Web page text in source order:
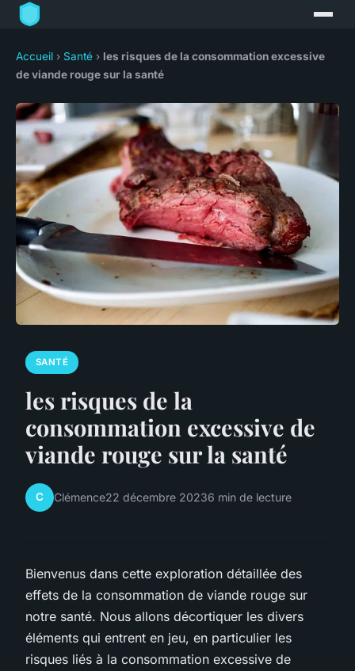
Accueil › Santé › les risques de la consommation excessive
de viande rouge sur la santé
SANTÉ
les risques de la
consommation excessive de
viande rouge sur la santé
C Clémence22 décembre 20236 min de lecture
Bienvenus dans cette exploration détaillée des
effets de la consommation de viande rouge sur
notre santé. Nous allons décortiquer les divers
éléments qui entrent en jeu, en particulier les
risques liés à la consommation excessive de